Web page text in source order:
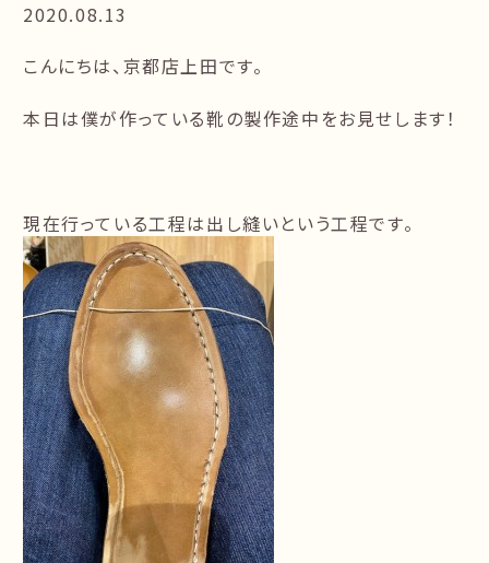
2020.08.13
こんにちは、京都店上田です。
本日は僕が作っている靴の製作途中をお見せします！
現在行っている工程は出し縫いという工程です。